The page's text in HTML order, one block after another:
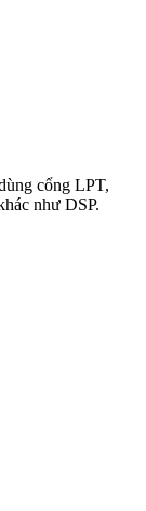
cổng LPT,
như DSP.